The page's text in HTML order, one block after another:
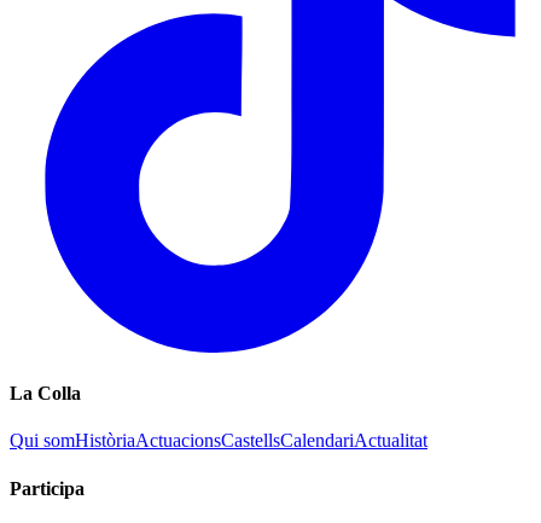
La Colla
Qui somHistòriaActuacionsCastellsCalendariActualitat
Participa